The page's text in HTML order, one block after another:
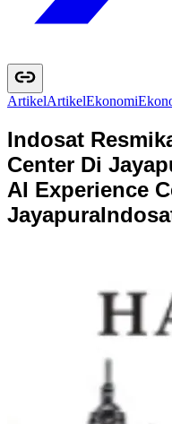
ArtikelArtikelEkonomiEkon
Indosat
Center Di
AI Experience
JayapuraIndosa